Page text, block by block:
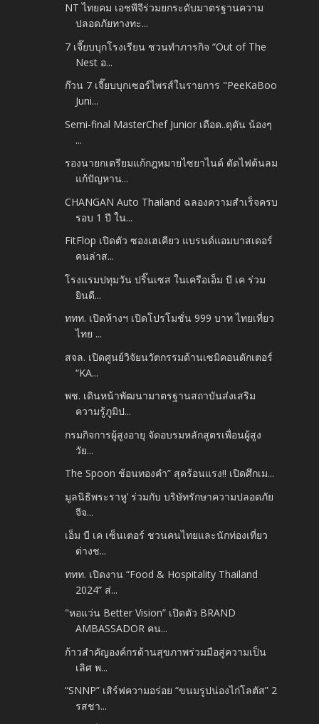
NT ไทยคม เอชพีจีร่วมยกระดับมาตรฐานความ
ปลอดภัยทางทะ...
7 เจี๊ยบบุกโรงเรียน ชวนทำภารกิจ “Out of The
Nest อ...
ก๊วน 7 เจี๊ยบบุกเซอร์ไพรส์ในรายการ "PeeKaBoo
Juni...
Semi-final MasterChef Junior เดือด..ดุดัน น้องๆ
...
รองนายกเตรียมแก้กฎหมายไซยาไนด์ ตัดไฟต้นลม
แก้ปัญหาน...
CHANGAN Auto Thailand ฉลองความสำเร็จครบ
รอบ 1 ปี ใน...
FitFlop เปิดตัว ซองเฮเคียว แบรนด์แอมบาสเดอร์
คนล่าส...
โรงแรมปทุมวัน ปริ๊นเซส ในเครือเอ็ม บี เค ร่วม
ยินดี...
ททท. เปิดห้างฯ เปิดโปรโมชั่น 999 บาท ไทยเที่ยว
ไทย ...
สจล. เปิดศูนย์วิจัยนวัตกรรมด้านเซมิคอนดักเตอร์
“KA...
พช. เดินหน้าพัฒนามาตรฐานสถาบันส่งเสริม
ความรู้ภูมิป...
กรมกิจการผู้สูงอายุ จัดอบรมหลักสูตรเพื่อนผู้สูง
วัย...
The Spoon ช้อนทองคำ” สุดร้อนแรง!! เปิดศึกเม...
มูลนิธิพระราหู’ ร่วมกับ บริษัทรักษาความปลอดภัย
จีจ...
เอ็ม บี เค เซ็นเตอร์ ชวนคนไทยและนักท่องเที่ยว
ต่างช...
ททท. เปิดงาน “Food & Hospitality Thailand
2024” ส่...
"หอแว่น Better Vision” เปิดตัว BRAND
AMBASSADOR คน...
ก้าวสำคัญองค์กรด้านสุขภาพร่วมมือสู่ความเป็น
เลิศ พ...
“SNNP” เสิร์ฟความอร่อย “ขนมรูปน่องไก่โลตัส” 2
รสชา...